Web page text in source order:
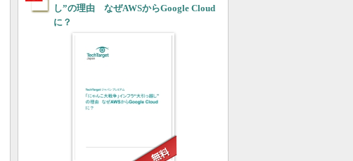
し”の理由 なぜAWSからGoogle Cloud
に？